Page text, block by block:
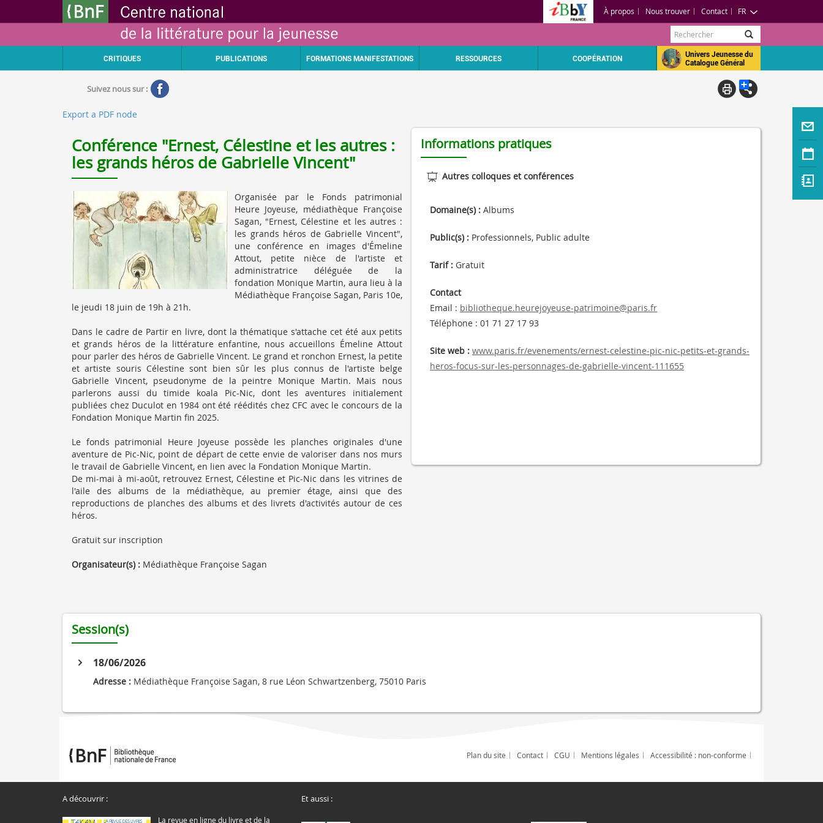
FR
À propos Nous trouver Contact
Rechercher
CRITIQUES PUBLICATIONS FORMATIONS MANIFESTATIONS RESSOURCES COOPÉRATION
Univers Jeunesse du
Catalogue Général
Suivez nous sur :
Export a PDF node
Conférence "Ernest, Célestine et les autres :
les grands héros de Gabrielle Vincent"
Organisée par le Fonds patrimonial
Heure Joyeuse, médiathèque Françoise
Sagan, "Ernest, Célestine et les autres :
les grands héros de Gabrielle Vincent",
une conférence en images d'Émeline
Attout, petite nièce de l'artiste et
administratrice déléguée de la
fondation Monique Martin, aura lieu à la
Médiathèque Françoise Sagan, Paris 10e,
le jeudi 18 juin de 19h à 21h.
Dans le cadre de Partir en livre, dont la thématique s'attache cet été aux petits
et grands héros de la littérature enfantine, nous accueillons Émeline Attout
pour parler des héros de Gabrielle Vincent. Le grand et ronchon Ernest, la petite
et artiste souris Célestine sont bien sûr les plus connus de l'artiste belge
Gabrielle Vincent, pseudonyme de la peintre Monique Martin. Mais nous
parlerons aussi du timide koala Pic-Nic, dont les aventures initialement
publiées chez Duculot en 1984 ont été réédités chez CFC avec le concours de la
Fondation Monique Martin fin 2025.
Le fonds patrimonial Heure Joyeuse possède les planches originales d'une
aventure de Pic-Nic, point de départ de cette envie de valoriser dans nos murs
le travail de Gabrielle Vincent, en lien avec la Fondation Monique Martin.
De mi-mai à mi-août, retrouvez Ernest, Célestine et Pic-Nic dans les vitrines de
l'aile des albums de la médiathèque, au premier étage, ainsi que des
reproductions de planches des albums et des livrets d'activités autour de ces
héros.
Gratuit sur inscription
Organisateur(s) : Médiathèque Françoise Sagan
Informations pratiques
Autres colloques et conférences
Domaine(s) : Albums
Public(s) : Professionnels, Public adulte
Tarif : Gratuit
Contact
Email : bibliotheque.heurejoyeuse-patrimoine@paris.fr
Téléphone : 01 71 27 17 93
Site web : www.paris.fr/evenements/ernest-celestine-pic-nic-petits-et-grands-
heros-focus-sur-les-personnages-de-gabrielle-vincent-111655
Session(s)
18/06/2026
Adresse : Médiathèque Françoise Sagan, 8 rue Léon Schwartzenberg, 75010 Paris
Plan du site Contact CGU Mentions légales Accessibilité : non-conforme
A découvrir :
La revue en ligne du livre et de la
Et aussi :
Gestion des cookies